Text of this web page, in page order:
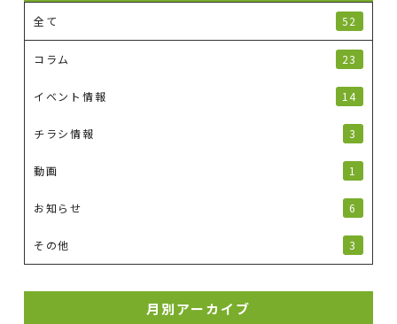
全て 52
コラム 23
イベント情報 14
チラシ情報 3
動画 1
お知らせ 6
その他 3
月別アーカイブ